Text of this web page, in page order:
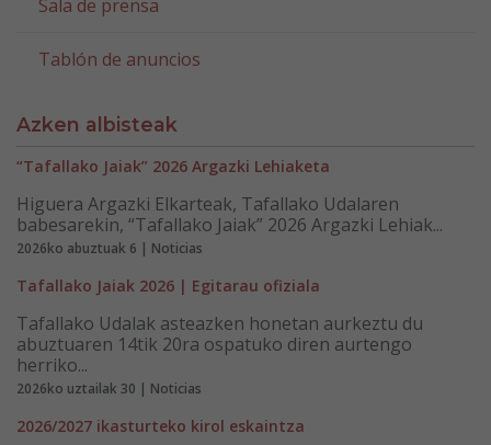
Sala de prensa
Tablón de anuncios
Azken albisteak
“Tafallako Jaiak” 2026 Argazki Lehiaketa
Higuera Argazki Elkarteak, Tafallako Udalaren
babesarekin, “Tafallako Jaiak” 2026 Argazki Lehiak...
2026ko abuztuak 6 | Noticias
Tafallako Jaiak 2026 | Egitarau ofiziala
Tafallako Udalak asteazken honetan aurkeztu du
abuztuaren 14tik 20ra ospatuko diren aurtengo
herriko...
2026ko uztailak 30 | Noticias
2026/2027 ikasturteko kirol eskaintza